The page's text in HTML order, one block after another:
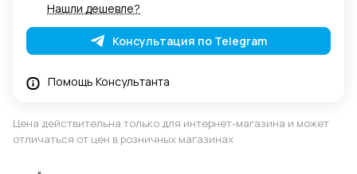
Нашли дешевле?
Консультация по Telegram
Помощь Консультанта
Цена действительна только для интернет-магазина и может
отличаться от цен в розничных магазинах